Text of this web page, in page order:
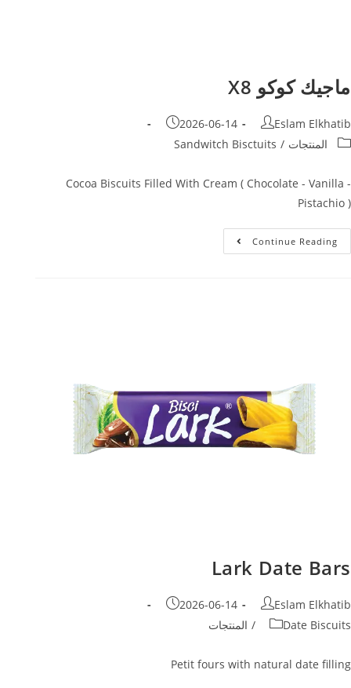
ماجيك كوكو X8
Eslam Elkhatib
2026-06-14
المنتجات /
Sandwitch Bisctuits
Cocoa Biscuits Filled With Cream ( Chocolate - Vanilla -
Pistachio )
Continue Reading
Lark Date Bars
Eslam Elkhatib
2026-06-14
Date Biscuits
/ المنتجات
Petit fours with natural date filling